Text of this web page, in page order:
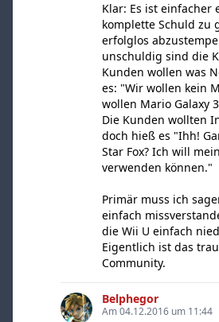
Klar: Es ist einfacher
komplette Schuld zu
erfolglos
unschuldig sind die
Kunden wollen was
es: "Wir wollen kein
wollen Mario Galaxy
Die Kunden wollten
doch hieß es "Ihh!
Star Fox? Ich will
verwenden können."
Primär muss ich
einfach
die Wii U einfach
Eigentlich ist das
Community.
Belphegor
Am 04.12.2016 um 11:44